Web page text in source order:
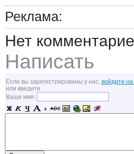
Реклама:
Нет
Написать
Если вы зарегистрированы у нас, войдите на
или введите
Ваше имя: